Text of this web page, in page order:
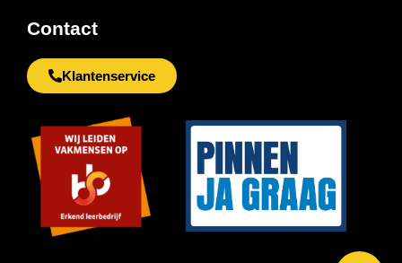
Contact
Klantenservice